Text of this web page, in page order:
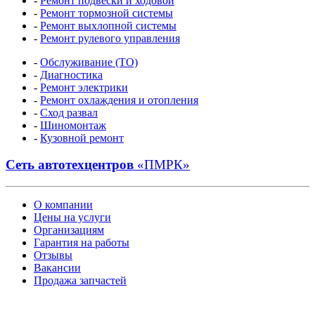
- Ремонт тормозной системы
- Ремонт выхлопной системы
- Ремонт рулевого управления
- Обслуживание (ТО)
- Диагностика
- Ремонт электрики
- Ремонт охлаждения и отопления
- Сход развал
- Шиномонтаж
- Кузовной ремонт
Сеть автотехцентров «ПМРК»
О компании
Цены на услуги
Организациям
Гарантия на работы
Отзывы
Вакансии
Продажа запчастей